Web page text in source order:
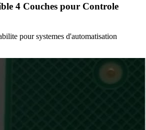
4 Couches pour Controle
pour systemes d'automatisation